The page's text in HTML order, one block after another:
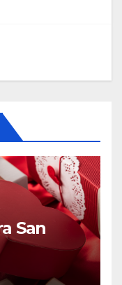
San